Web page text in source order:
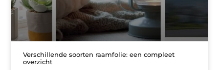
Verschillende soorten raamfolie: een compleet
overzicht